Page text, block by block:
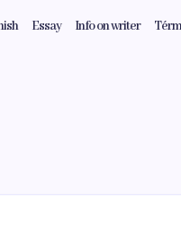
Essay Info on writer